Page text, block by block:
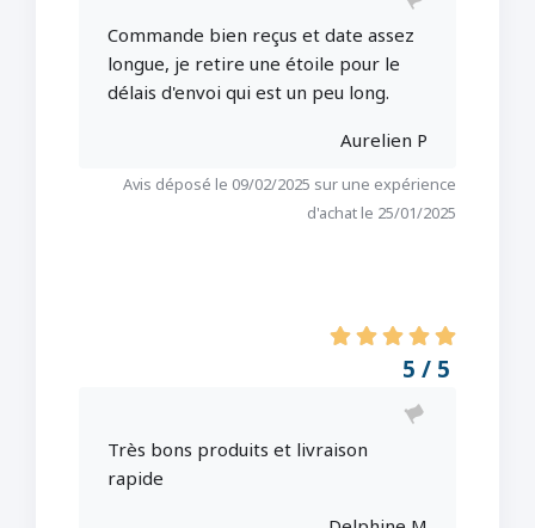
Commande bien reçus et date assez
longue, je retire une étoile pour le
délais d'envoi qui est un peu long.
Aurelien P
Avis déposé le 09/02/2025 sur une expérience
d'achat le 25/01/2025
5 / 5
Très bons produits et livraison
rapide